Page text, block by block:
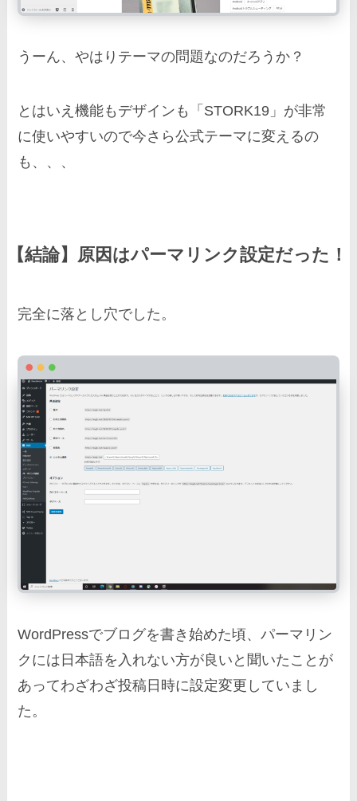
うーん、やはりテーマの問題なのだろうか？
とはいえ機能もデザインも「STORK19」が非常
に使いやすいので今さら公式テーマに変えるの
も、、、
【結論】原因はパーマリンク設定だった！
完全に落とし穴でした。
WordPressでブログを書き始めた頃、パーマリン
クには日本語を入れない方が良いと聞いたことが
あってわざわざ投稿日時に設定変更していまし
た。